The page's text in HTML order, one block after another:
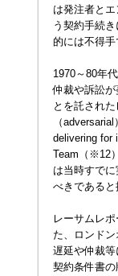
は発注者と
う契約手続
的には不得手
1970～80年
仲裁や訴訟
とを託され
（
delivering for
Team（※12
は当時すで
べきであると
レーサムレ
た、ロンド
遅延や仲裁
契約条件書